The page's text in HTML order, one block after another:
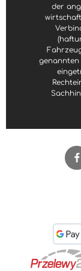
der
genannten